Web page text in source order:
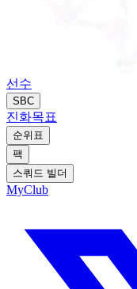
선수
SBC
진화목표
순위표
팩
스쿼드 빌더
MyClub